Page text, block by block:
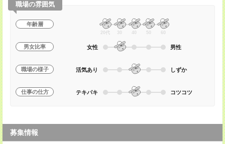
職場の雰囲気
年齢層
20代 30 40 50 60
男女比率 女性 男性
職場の様子 活気あり しずか
仕事の仕方 テキパキ コツコツ
募集情報